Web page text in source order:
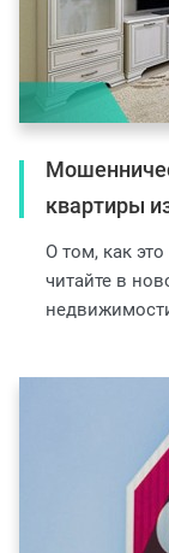
квартиры
О том, как
читайте в